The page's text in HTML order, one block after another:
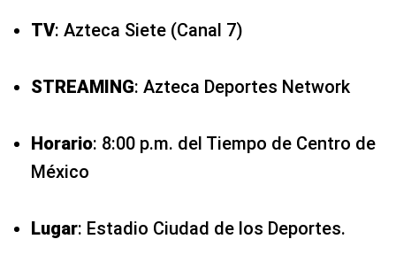
TV: Azteca Siete (Canal 7)
STREAMING: Azteca Deportes Network
Horario: 8:00 p.m. del Tiempo de Centro de
México
Lugar: Estadio Ciudad de los Deportes.